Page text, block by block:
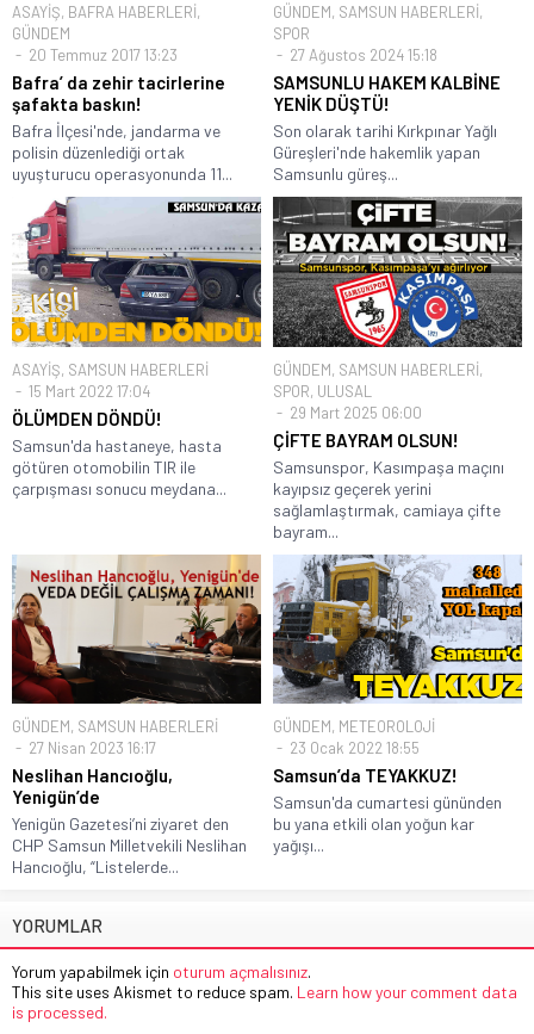
ASAYİŞ, BAFRA HABERLERİ,
GÜNDEM
20 Temmuz 2017 13:23
Bafra’ da zehir tacirlerine
şafakta baskın!
Bafra İlçesi'nde, jandarma ve
polisin düzenlediği ortak
uyuşturucu operasyonunda 11...
GÜNDEM, SAMSUN HABERLERİ,
SPOR
27 Ağustos 2024 15:18
SAMSUNLU HAKEM KALBİNE
YENİK DÜŞTÜ!
Son olarak tarihi Kırkpınar Yağlı
Güreşleri'nde hakemlik yapan
Samsunlu güreş...
ASAYİŞ, SAMSUN HABERLERİ
15 Mart 2022 17:04
ÖLÜMDEN DÖNDÜ!
Samsun'da hastaneye, hasta
götüren otomobilin TIR ile
çarpışması sonucu meydana...
GÜNDEM, SAMSUN HABERLERİ,
SPOR, ULUSAL
29 Mart 2025 06:00
ÇİFTE BAYRAM OLSUN!
Samsunspor, Kasımpaşa maçını
kayıpsız geçerek yerini
sağlamlaştırmak, camiaya çifte
bayram...
GÜNDEM, SAMSUN HABERLERİ
27 Nisan 2023 16:17
Neslihan Hancıoğlu,
Yenigün’de
Yenigün Gazetesi’ni ziyaret den
CHP Samsun Milletvekili Neslihan
Hancıoğlu, “Listelerde...
GÜNDEM, METEOROLOJİ
23 Ocak 2022 18:55
Samsun’da TEYAKKUZ!
Samsun'da cumartesi gününden
bu yana etkili olan yoğun kar
yağışı...
YORUMLAR
Yorum yapabilmek için oturum açmalısınız.
This site uses Akismet to reduce spam. Learn how your comment data
is processed.